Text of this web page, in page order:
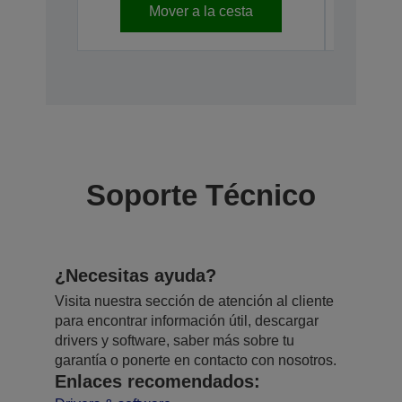
Mover a la cesta
Soporte Técnico
¿Necesitas ayuda?
Visita nuestra sección de atención al cliente
para encontrar información útil, descargar
drivers y software, saber más sobre tu
garantía o ponerte en contacto con nosotros.
Enlaces recomendados: